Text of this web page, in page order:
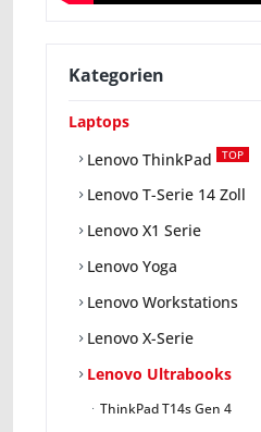
Kategorien
Laptops
Lenovo ThinkPad
TOP
Lenovo T-Serie 14 Zoll
Lenovo X1 Serie
Lenovo Yoga
Lenovo Workstations
Lenovo X-Serie
Lenovo Ultrabooks
ThinkPad T14s Gen 4